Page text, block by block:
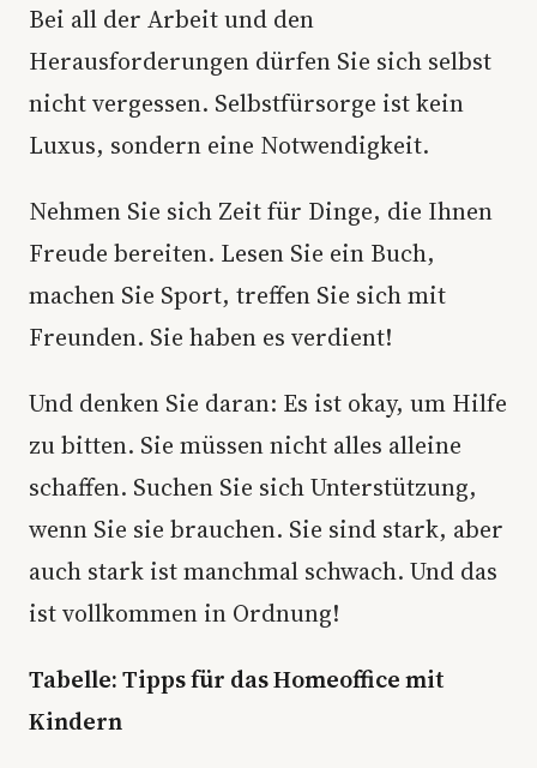
Bei all der Arbeit und den
Herausforderungen dürfen Sie sich selbst
nicht vergessen. Selbstfürsorge ist kein
Luxus, sondern eine Notwendigkeit.
Nehmen Sie sich Zeit für Dinge, die Ihnen
Freude bereiten. Lesen Sie ein Buch,
machen Sie Sport, treffen Sie sich mit
Freunden. Sie haben es verdient!
Und denken Sie daran: Es ist okay, um Hilfe
zu bitten. Sie müssen nicht alles alleine
schaffen. Suchen Sie sich Unterstützung,
wenn Sie sie brauchen. Sie sind stark, aber
auch stark ist manchmal schwach. Und das
ist vollkommen in Ordnung!
Tabelle: Tipps für das Homeoffice mit
Kindern